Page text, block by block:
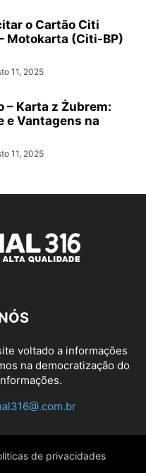
o Cartão Citi
Motokarta (Citi-BP)
11, 2025
– Karta z Żubrem:
e Vantagens na
11, 2025
voltado a informações
na democratização do
de privacidades